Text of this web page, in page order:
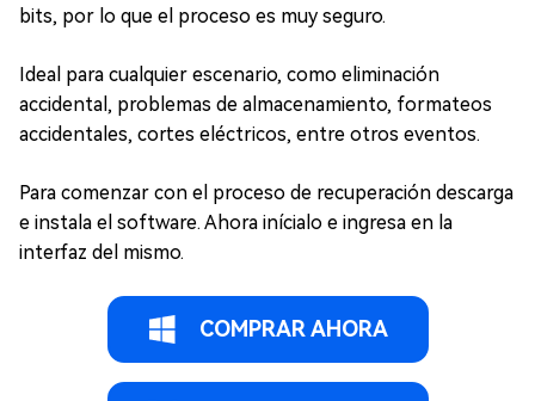
bits, por lo que el proceso es muy seguro.
Ideal para cualquier escenario, como eliminación
accidental, problemas de almacenamiento, formateos
accidentales, cortes eléctricos, entre otros eventos.
Para comenzar con el proceso de recuperación descarga
e instala el software. Ahora inícialo e ingresa en la
interfaz del mismo.
COMPRAR AHORA